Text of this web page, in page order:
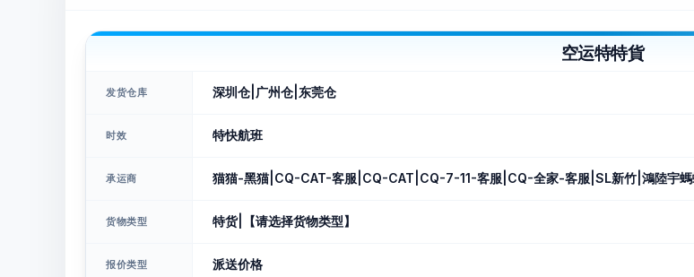
空运特特貨
发货仓库 深圳仓|广州仓|东莞仓
时效 特快航班
承运商 猫猫-黑猫|CQ-CAT-客服|CQ-CAT|CQ-7-11-客服|CQ-全家-客服|SL新竹|鴻陸宇螞
货物类型 特货|【请选择货物类型】
报价类型 派送价格